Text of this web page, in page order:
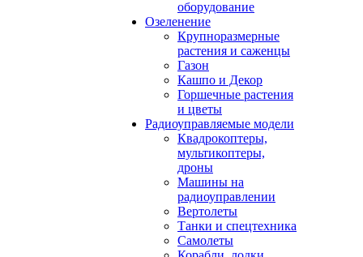
оборудование
Озеленение
Крупноразмерные
растения и саженцы
Газон
Кашпо и Декор
Горшечные растения
и цветы
Радиоуправляемые модели
Квадрокоптеры,
мультикоптеры,
дроны
Машины на
радиоуправлении
Вертолеты
Танки и спецтехника
Самолеты